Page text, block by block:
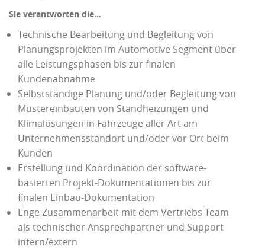
Sie verantworten die…
Technische Bearbeitung und Begleitung von
Planungsprojekten im Automotive Segment über
alle Leistungsphasen bis zur finalen
Kundenabnahme
Selbstständige Planung und/oder Begleitung von
Mustereinbauten von Standheizungen und
Klimalösungen in Fahrzeuge aller Art am
Unternehmensstandort und/oder vor Ort beim
Kunden
Erstellung und Koordination der software-
basierten Projekt-Dokumentationen bis zur
finalen Einbau-Dokumentation
Enge Zusammenarbeit mit dem Vertriebs-Team
als technischer Ansprechpartner und Support
intern/extern